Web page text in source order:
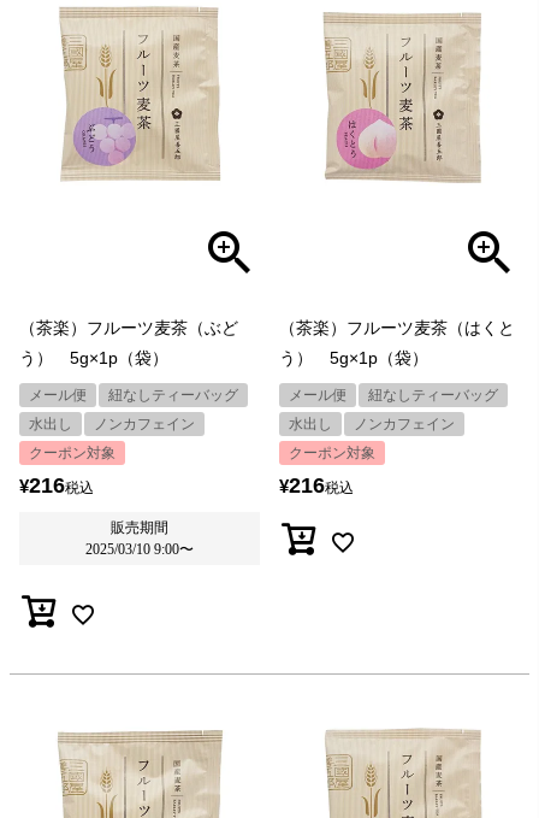
（茶楽）フルーツ麦茶（ぶど
う） 5g×1p（袋）
メール便
紐なしティーバッグ
水出し
ノンカフェイン
クーポン対象
¥216税込
販売期間
2025/03/10 9:00〜
（茶楽）フルーツ麦茶（はくと
う） 5g×1p（袋）
メール便
紐なしティーバッグ
水出し
ノンカフェイン
クーポン対象
¥216税込